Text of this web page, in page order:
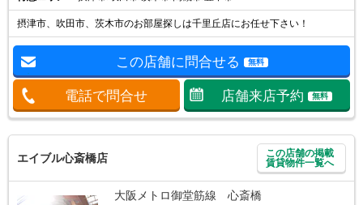
摂津市、吹田市、茨木市のお部屋探しは千里丘店にお任せ下さい！
この店舗に問合せる 無料
電話で問合せ 店舗来店予約 無料
エイブル心斎橋店
この店舗の掲載
賃貸物件一覧へ
大阪メトロ御堂筋線 心斎橋